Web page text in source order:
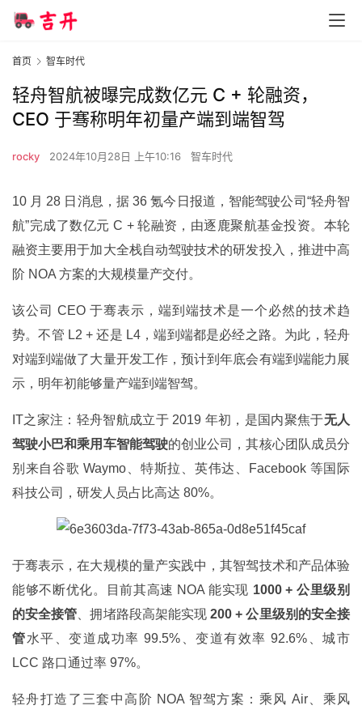
首
首页 智车时代
轻舟智航被曝完成数亿元 C + 轮融资，
CEO 于骞称明年初量产端到端智驾
rocky 2024年10月28日 上午10:16 智车时代
10 月 28 日消息，据 36 氪今日报道，智能驾驶公司“轻舟智
航”完成了数亿元 C + 轮融资，由逐鹿聚航基金投资。本轮
融资主要用于加大全栈自动驾驶技术的研发投入，推进中高
阶 NOA 方案的大规模量产交付。
该公司 CEO 于骞表示，端到端技术是一个必然的技术趋
势。不管 L2 + 还是 L4，端到端都是必经之路。为此，轻舟
对端到端做了大量开发工作，预计到年底会有端到端能力展
示，明年初能够量产端到端智驾。
IT之家注：轻舟智航成立于 2019 年初，是国内聚焦于无人
驾驶小巴和乘用车智能驾驶的创业公司，其核心团队成员分
别来自谷歌 Waymo、特斯拉、英伟达、Facebook 等国际
科技公司，研发人员占比高达 80%。
于骞表示，在大规模的量产实践中，其智驾技术和产品体验
能够不断优化。目前其高速 NOA 能实现 1000 + 公里级别
的安全接管 、拥堵路段高架能实现 200 + 公里级别的安全接
管水平、变道成功率 99.5%、变道有效率 92.6%、城市
LCC 路口通过率 97%。
轻舟打造了三套中高阶 NOA 智驾方案：乘风 Air、乘风